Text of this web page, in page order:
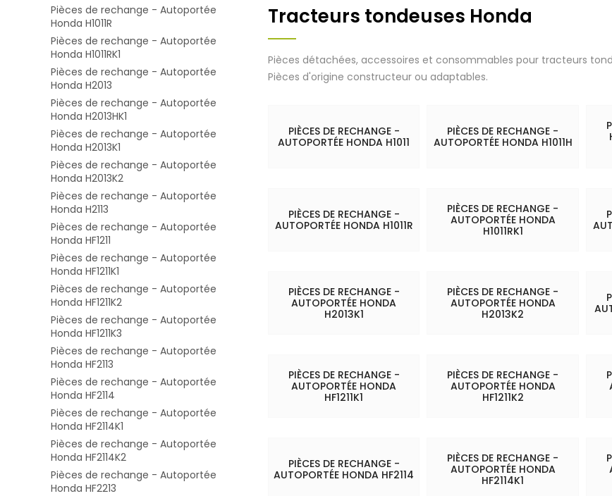
Pièces de rechange - Autoportée
Honda H1011R
Pièces de rechange - Autoportée
Honda H1011RK1
Pièces de rechange - Autoportée
Honda H2013
Pièces de rechange - Autoportée
Honda H2013HK1
Pièces de rechange - Autoportée
Honda H2013K1
Pièces de rechange - Autoportée
Honda H2013K2
Pièces de rechange - Autoportée
Honda H2113
Pièces de rechange - Autoportée
Honda HF1211
Pièces de rechange - Autoportée
Honda HF1211K1
Pièces de rechange - Autoportée
Honda HF1211K2
Pièces de rechange - Autoportée
Honda HF1211K3
Pièces de rechange - Autoportée
Honda HF2113
Pièces de rechange - Autoportée
Honda HF2114
Pièces de rechange - Autoportée
Honda HF2114K1
Pièces de rechange - Autoportée
Honda HF2114K2
Pièces de rechange - Autoportée
Honda HF2213
Tracteurs tondeuses Honda
Pièces détachées, accessoires et consommables pour tracteurs
Pièces d'origine constructeur ou adaptables.
PIÈCES DE RECHANGE -
AUTOPORTÉE HONDA H1011
PIÈCES DE RECHANGE -
AUTOPORTÉE HONDA H1011H
PIÈCES DE RECHANGE -
AUTOPORTÉE HONDA H1011R
PIÈCES DE RECHANGE -
AUTOPORTÉE HONDA
H1011RK1
PIÈCES DE RECHANGE -
AUTOPORTÉE HONDA
H2013K1
PIÈCES DE RECHANGE -
AUTOPORTÉE HONDA
H2013K2
PIÈCES DE RECHANGE -
AUTOPORTÉE HONDA
HF1211K1
PIÈCES DE RECHANGE -
AUTOPORTÉE HONDA
HF1211K2
PIÈCES DE RECHANGE -
AUTOPORTÉE HONDA HF2114
PIÈCES DE RECHANGE -
AUTOPORTÉE HONDA
HF2114K1